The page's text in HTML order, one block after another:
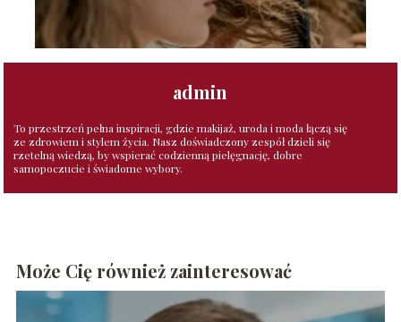
admin
To przestrzeń pełna inspiracji, gdzie makijaż, uroda i moda łączą się
ze zdrowiem i stylem życia. Nasz doświadczony zespół dzieli się
rzetelną wiedzą, by wspierać codzienną pielęgnację, dobre
samopoczucie i świadome wybory.
Może Cię również zainteresować